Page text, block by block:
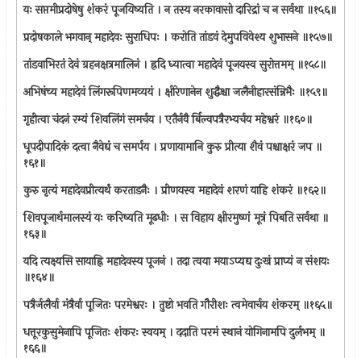
यः सप्तमीप्रदोषेषु शंकरं पूजयिष्यति । न तस्य नरकावासो दारिद्रां च न सर्वथा ॥१५६॥
प्रदोषकाले भगवान् महादेवः सुराधिपः । करोति तांडवं देमुपविवेश्य शुभासने ॥१५७॥
तांडवाभिरतं देवं ग्रहनक्षत्रमालिनं । ह्रदि ध्यात्वा महादेवं पूजयस्व सुरोत्तमम् ॥१५८॥
अभिषंच्य महादेवं लिंगरूपिणमव्ययं । क्षीरेणानेन शुद्धैश्चा जलैनीहारसंन्निभैः ॥१५९॥
गृहीत्वा चंदनं रम्यं शिवलिंगं समर्चय । एतैर्नवै र्बिल्वपत्रैरभ्यर्चय महेश्वरं ॥१६०॥
धूपदीपादिकं दत्वा नैवेद्यं च समर्पय । प्रणायामानि कुरु प्रीत्या शैवं पश्चाक्षरं जप ॥
१६१॥
कुरु नृत्यं महादेवप्रीत्यर्थं करताडनैः । प्रीणयस्व महादेवं शरणं याहि शंकरं ॥१६२॥
शिवपूजार्थमालस्यं यः करिष्यति मूढधीः । स विहाय क्षीरमुष्णं मूत्रं पिबति सर्वथा ॥
१६३॥
यदि त्यक्ष्यसि सायाह्नि महादेवस्य पूजनं । तदा त्वया मयाऽप्यद्य दुःखं प्राप्यं न संशयः
॥१६४॥
पत्रैर्जलैर्वा मंत्रैर्वा पूजितः परमेश्वरः । तुष्टो भवति गौरीशः त्वमेवार्चय शंकरम् ॥१६५॥
धत्तूरकुसुमेनापि पूजितः शंकरः स्वयम् । ददाति परमं स्थानं योगिनामपि दुर्लभम् ॥
१६६॥